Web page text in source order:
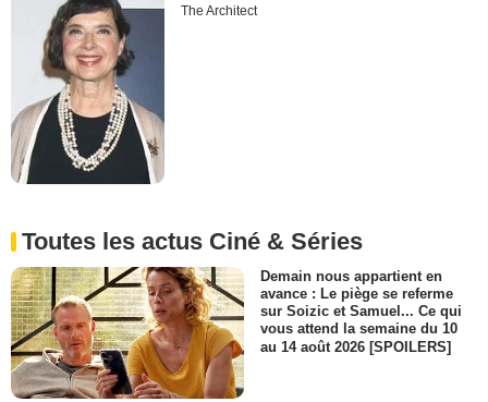
The Architect
Toutes les actus Ciné & Séries
Demain nous appartient en
avance : Le piège se referme
sur Soizic et Samuel... Ce qui
vous attend la semaine du 10
au 14 août 2026 [SPOILERS]